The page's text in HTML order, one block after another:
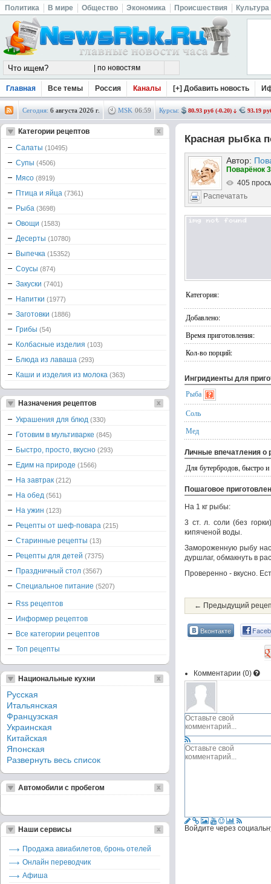
Политика В мире Общество Экономика Происшествия Культура
Главная Все темы Россия Каналы [+] Добавить новость
Сегодня: 6 августа 2026 г. MSK 06:59 Курсы: 80.93 руб (-0.20) 93.19
Красная рыбка
Автор:
Поварёнок
405
Распечатать
Категория:
Добавлено:
Время приготовления:
Кол-во порций:
Ингридиенты для
Рыба
Соль
Мед
Личные впечатления о
Для бутербродов, быстро и
Пошаговое
На 1 кг рыбы:
3 ст. л. соли (без
кипяченой воды.
Замороженную рыбу
дуршлаг, обмакнуть в
Проверенно - вкусно.
← Предыдущий
Вконтакте
Комментарии (0)
Войдите через
Категории рецептов
Салаты (10495)
Супы (4506)
Мясо (8919)
Птица и яйца (7361)
Рыба (3698)
Овощи (1583)
Десерты (10780)
Выпечка (15352)
Соусы (874)
Закуски (7401)
Напитки (1977)
Заготовки (1886)
Грибы (54)
Колбасные изделия (103)
Блюда из лаваша (293)
Каши и изделия из молока (363)
Назначения рецептов
Украшения для блюд (330)
Готовим в мультиварке (845)
Быстро, просто, вкусно (293)
Едим на природе (1566)
На завтрак (212)
На обед (561)
На ужин (123)
Рецепты от шеф-повара (215)
Старинные рецепты (13)
Рецепты для детей (7375)
Праздничный стол (3567)
Специальное питание (5207)
Rss рецептов
Информер рецептов
Все категории рецептов
Топ рецепты
Национальные кухни
Русская
Итальянская
Французская
Украинская
Китайская
Японская
Развернуть весь список
Автомобили с пробегом
Наши сервисы
Продажа авиабилетов, бронь отелей
Онлайн переводчик
Афиша